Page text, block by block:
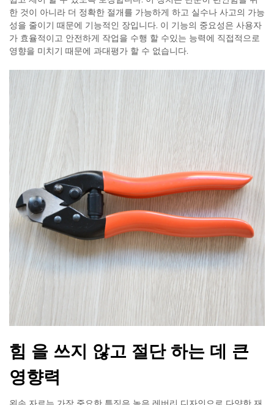
한 것이 아니라 더 정확한 절개를 가능하게 하고 실수나 사고의 가능
성을 줄이기 때문에 기능적인 장입니다. 이 기능의 중요성은 사용자
가 효율적이고 안전하게 작업을 수행 할 수있는 능력에 직접적으로
영향을 미치기 때문에 과대평가 할 수 없습니다.
힘 을 쓰지 않고 절단 하는 데 큰
영향력